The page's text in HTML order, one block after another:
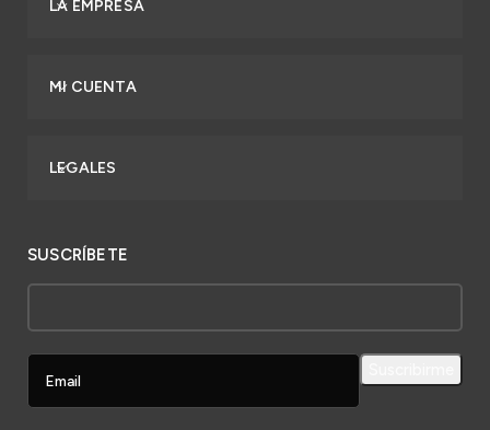
LA EMPRESA
MI CUENTA
LEGALES
SUSCRÍBETE